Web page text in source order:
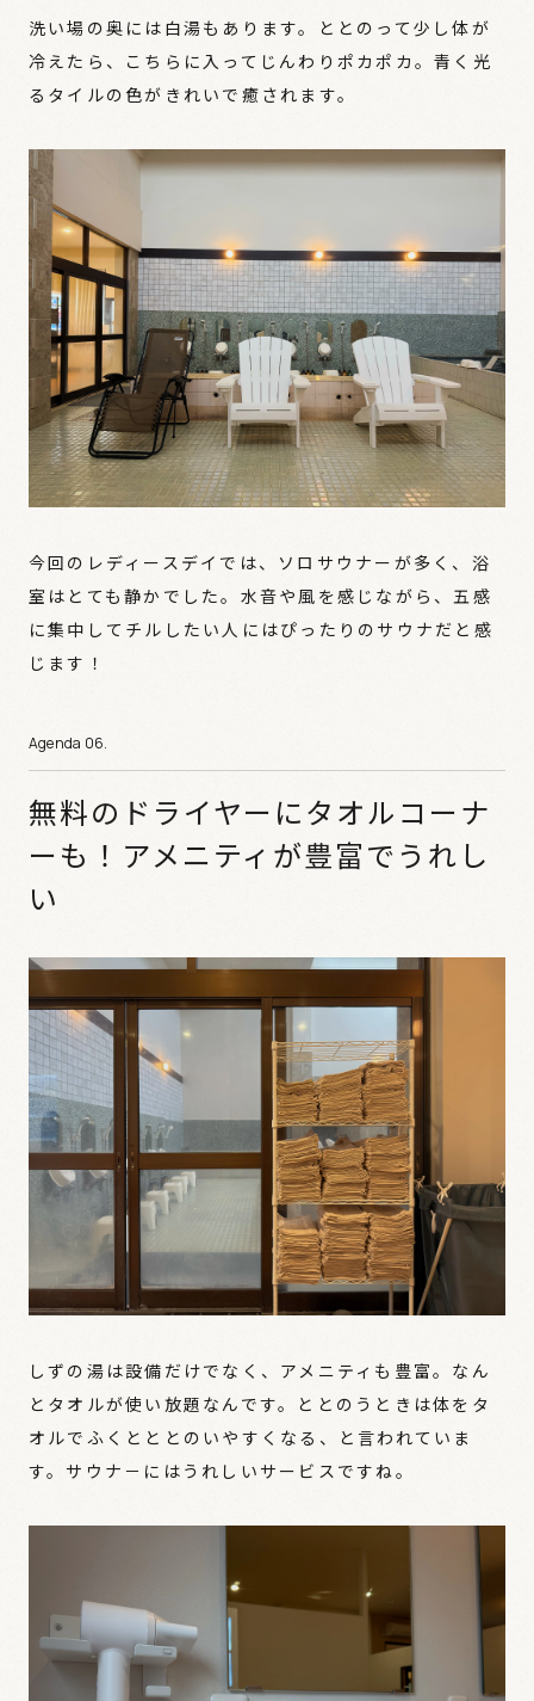
洗い場の奥には白湯もあります。ととのって少し体が
冷えたら、こちらに入ってじんわりポカポカ。青く光
るタイルの色がきれいで癒されます。
今回のレディースデイでは、ソロサウナーが多く、浴
室はとても静かでした。水音や風を感じながら、五感
に集中してチルしたい人にはぴったりのサウナだと感
じます！
無料のドライヤーにタオルコーナ
ーも！アメニティが豊富でうれし
い
しずの湯は設備だけでなく、アメニティも豊富。なん
とタオルが使い放題なんです。ととのうときは体をタ
オルでふくとととのいやすくなる、と言われていま
す。サウナ－にはうれしいサービスですね。